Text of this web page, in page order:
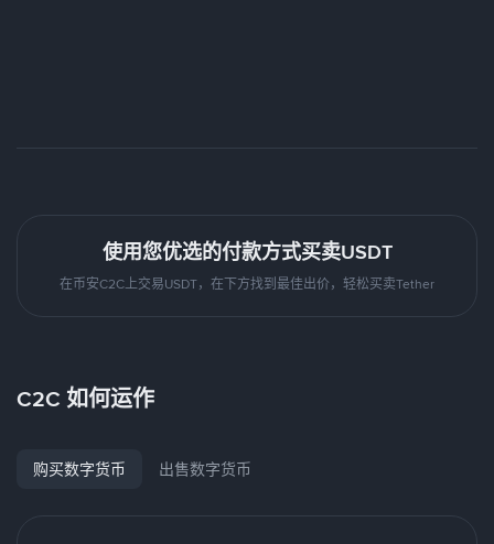
使用您优选的付款方式买卖USDT
在币安C2C上交易USDT，在下方找到最佳出价，轻松买卖Tether
C2C 如何运作
购买数字货币 出售数字货币